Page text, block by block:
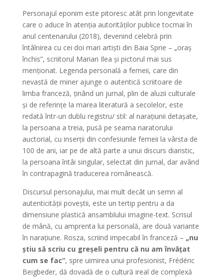
Personajul eponim este pitoresc atât prin longevitate
care o aduce în atenția autorităților publice tocmai în
anul centenarului (2018), devenind celebră prin
întâlnirea cu cei doi mari artiști din Baia Sprie – „oraș
închis”, scriitorul Marian Ilea și pictorul mai sus
menționat. Legenda personală a femeii, care din
nevastă de miner ajunge o autentică scriitoare de
limba franceză, ținând un jurnal, plin de aluzii culturale
și de referințe la marea literatură a secolelor, este
redată într-un dublu registru/ stil: al narațiunii detașate,
la persoana a treia, pusă pe seama naratorului
auctorial, cu inserții din confesiunile femeii la vârsta de
100 de ani, iar pe de altă parte a unui discurs diaristic,
la persoana întâi singular, selectat din jurnal, dar având
în contrapagină traducerea românească.
Discursul personajului, mai mult decât un semn al
autenticității poveștii, este un tertip pentru a da
dimensiune plastică ansamblului imagine-text. Scrisul
de mână, cu amprenta lui personală, are două variante
în narațiune. Rosza, scriind impecabil în franceză – „nu
știu să scriu cu greșeli pentru că nu am învățat
cum se fac”, spre uimirea unui profesionist, Frédéric
Beigbeder, dă dovadă de o cultură ireal de complexă